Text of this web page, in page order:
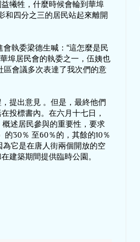
犧牲，什麼時候會輪到華埠
和四分之三的居民站起來離開
會執委梁德生喊：“這怎麼是民
埠居民會的執委之一，伍姨也
區會議多次表達了我次們的意
提出意見 。但是，最終他們
投標書內。在六月十七日，
述居民參與的重要性，要求
的30％ 至60％的，其餘的10％
為它是在唐人街兩個開放的空
建築期間提供臨時公園。